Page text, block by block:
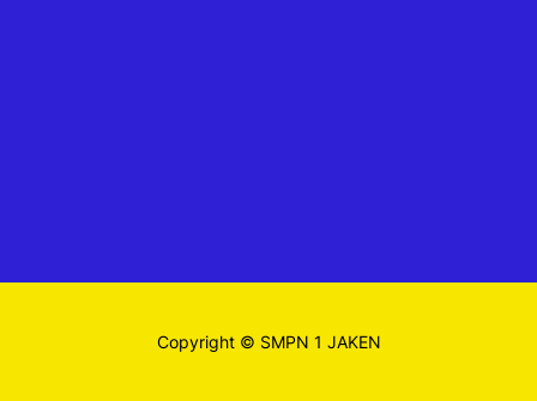
Copyright © SMPN 1 JAKEN